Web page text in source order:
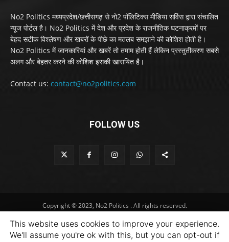
No2 Politics मध्यप्रदेश/छत्तीसगढ़ से नो2 पॉलिटिक्स मीडिया सर्विस द्वारा संचालित
न्यूज पोर्टल है। No2 Politics में देश और प्रदेश के राजनीतिक घटनाक्रमों पर
बेहद सटीक विश्लेषण और खबरों के पीछे का मतलब समझाने की कोशिश होती है।
No2 Politics में जानकारियां और खबरें तो तमाम होती हैं लेकिन प्रस्तुतीकरण सबसे
अलग और बेहतर करने की कोशिश इसकी खासयित है।
Contact us: contact@no2politics.com
FOLLOW US
Copyright © 2023, No2 Politics . All rights reserved.
This website uses cookies to improve your experience.
We'll assume you're ok with this, but you can opt-out if